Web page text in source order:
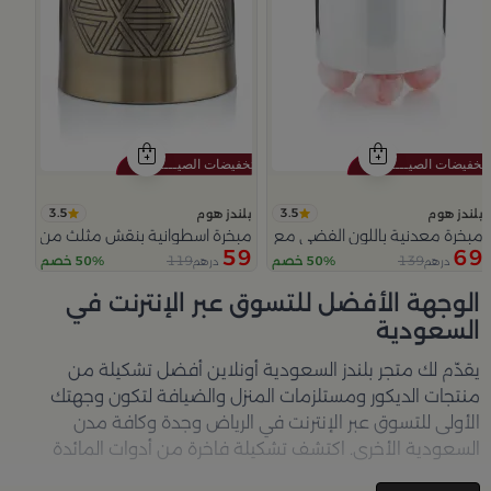
بلندز هوم 3.5
مبخرة معدنية باللون الفضي مع قواعد دائرية من ملاذ
69 درهم139 50% خصم
بلندز هوم 3.5
مبخرة اسطوانية بنقش مثلث من
59 درهم119 50% خصم
الوجهة الأفضل للتسوق عبر الإنترنت في
السعودية
يقدّم لك متجر بلندز السعودية أونلاين أفضل تشكيلة من
منتجات الديكور ومستلزمات المنزل والضيافة لتكون وجهتك
الأولى للتسوق عبر الإنترنت في الرياض وجدة وكافة مدن
السعودية الأخرى. اكتشف تشكيلة فاخرة من أدوات المائدة